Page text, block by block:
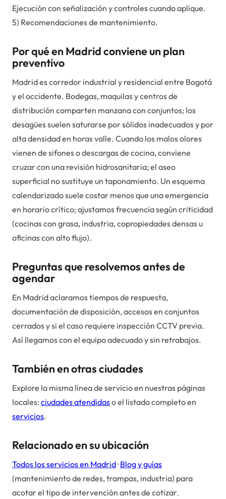
Ejecución con señalización y controles cuando aplique.
5) Recomendaciones de mantenimiento.
Por qué en Madrid conviene un plan
preventivo
Madrid es corredor industrial y residencial entre Bogotá
y el occidente. Bodegas, maquilas y centros de
distribución comparten manzana con conjuntos; los
desagües suelen saturarse por sólidos inadecuados y por
alta densidad en horas valle. Cuando los malos olores
vienen de sifones o descargas de cocina, conviene
cruzar con una revisión hidrosanitaria; el aseo
superficial no sustituye un taponamiento. Un esquema
calendarizado suele costar menos que una emergencia
en horario crítico; ajustamos frecuencia según criticidad
(cocinas con grasa, industria, copropiedades densas u
oficinas con alto flujo).
Preguntas que resolvemos antes de
agendar
En Madrid aclaramos tiempos de respuesta,
documentación de disposición, accesos en conjuntos
cerrados y si el caso requiere inspección CCTV previa.
Así llegamos con el equipo adecuado y sin retrabajos.
También en otras ciudades
Explore la misma línea de servicio en nuestras páginas
locales: ciudades atendidaso el listado completo en
servicios.
Relacionado en su ubicación
Todos los servicios en Madrid· Blog y guías
(mantenimiento de redes, trampas, industria) para
acotar el tipo de intervención antes de cotizar.